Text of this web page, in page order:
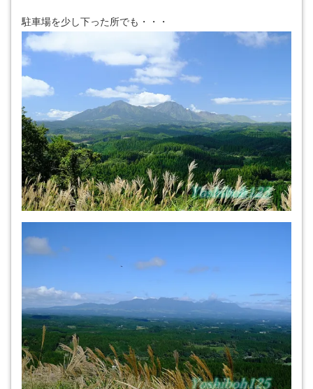
駐車場を少し下った所でも・・・